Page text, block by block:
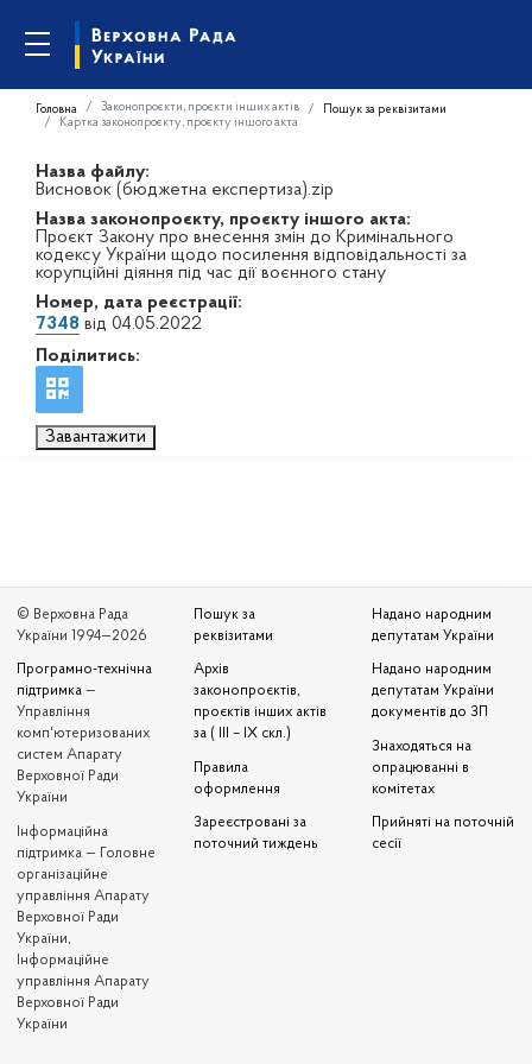
Головна Законопроєкти, проєкти інших актів
Пошук за реквізитами
Картка законопроєкту, проєкту іншого акта
Назва файлу:
Висновок (бюджетна експертиза).zip
Назва законопроєкту, проєкту іншого акта:
Проєкт Закону про внесення змін до Кримінального
кодексу України щодо посилення відповідальності за
корупційні діяння під час дії воєнного стану
Номер, дата реєстрації:
7348 від 04.05.2022
Поділитись:
Завантажити
© Верховна Рада
України 1994—2026
Програмно-технічна
підтримка —
Управління
комп'ютеризованих
систем Апарату
Верховної Ради
України
Iнформаційна
підтримка — Головне
організаційне
управління Апарату
Верховної Ради
України,
Інформаційне
управління Апарату
Верховної Ради
України
Пошук за
реквізитами
Архів
законопроєктів,
проєктів інших актів
за ( III – IX скл.)
Правила
оформлення
Зареєстровані за
поточний тиждень
Надано народним
депутатам України
Надано народним
депутатам України
документів до ЗП
Знаходяться на
опрацюванні в
комітетах
Прийняті на поточній
сесії